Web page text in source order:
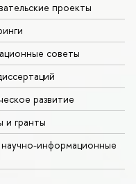
проекты
советы
развитие
и гранты
информационные